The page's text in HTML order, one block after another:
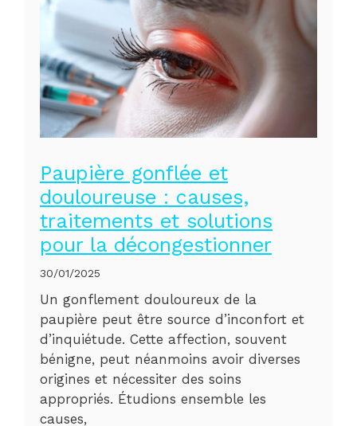
Paupière gonflée et
douloureuse : causes,
traitements et solutions
pour la décongestionner
30/01/2025
Un gonflement douloureux de la
paupière peut être source d’inconfort et
d’inquiétude. Cette affection, souvent
bénigne, peut néanmoins avoir diverses
origines et nécessiter des soins
appropriés. Étudions ensemble les
causes,